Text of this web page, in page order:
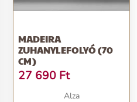
MADEIRA
ZUHANYLEFOLYÓ (70
CM)
27 690 Ft
Alza